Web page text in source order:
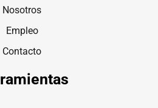
Nosotros
Empleo
Contacto